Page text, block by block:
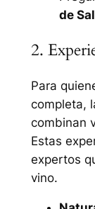
de Sal
2.
Para
completa,
combinan
Estas
expertos
vino.